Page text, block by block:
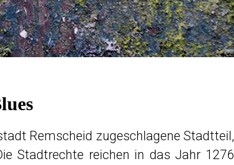
Remscheid zugeschlagene Stadtteil,
Stadtrechte reichen in das Jahr 1276